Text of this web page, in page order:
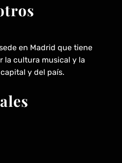
en Madrid que tiene
la cultura musical y la
y del país.